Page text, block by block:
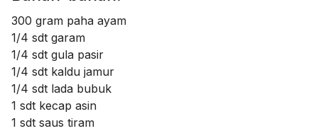
300 gram paha ayam
1/4 sdt garam
1/4 sdt gula pasir
1/4 sdt kaldu jamur
1/4 sdt lada bubuk
1 sdt kecap asin
1 sdt saus tiram